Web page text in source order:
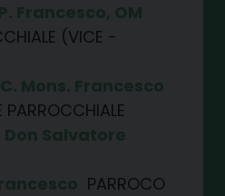
(VICE -
PARROCCHIALE
PARROCO